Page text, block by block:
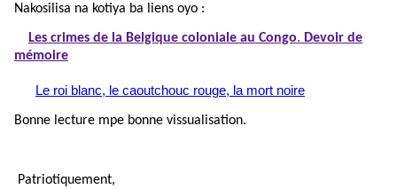
Nakosilisa na kotiya ba liens oyo :
Les crimes de la Belgique coloniale au Congo. Devoir de
mémoire
Le roi blanc, le caoutchouc rouge, la mort noire
Bonne lecture mpe bonne vissualisation.
Patriotiquement,